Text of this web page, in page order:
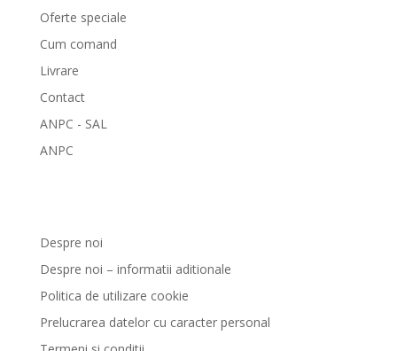
Oferte speciale
Cum comand
Livrare
Contact
ANPC - SAL
ANPC
Despre noi
Despre noi – informatii aditionale
Politica de utilizare cookie
Prelucrarea datelor cu caracter personal